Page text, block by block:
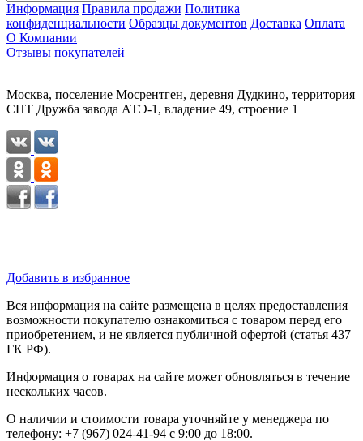
Информация Правила продажи Политика
конфиденциальности Образцы документов Доставка Оплата
О Компании
Отзывы покупателей
Москва, поселение Мосрентген, деревня Дудкино, территория
СНТ Дружба завода АТЭ-1, владение 49, строение 1
Добавить в избранное
Вся информация на сайте размещена в целях предоставления
возможности покупателю ознакомиться с товаром перед его
приобретением, и не является публичной офертой (статья 437
ГК РФ).
Информация о товарах на сайте может обновляться в течение
нескольких часов.
О наличии и стоимости товара уточняйте у менеджера по
телефону: +7 (967) 024-41-94 с 9:00 до 18:00.